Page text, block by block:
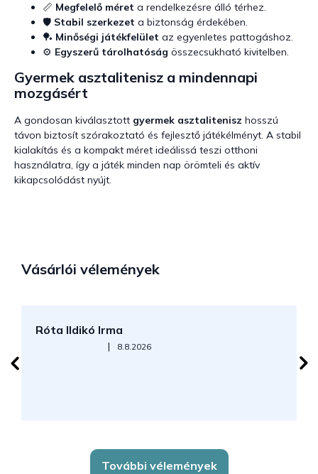
📏 Megfelelő méret a rendelkezésre álló térhez.
🛡️ Stabil szerkezet a biztonság érdekében.
🏓 Minőségi játékfelület az egyenletes pattogáshoz.
⚙️ Egyszerű tárolhatóság összecsukható kivitelben.
Gyermek asztalitenisz a mindennapi
mozgásért
A gondosan kiválasztott gyermek asztalitenisz hosszú
távon biztosít szórakoztató és fejlesztő játékélményt. A stabil
kialakítás és a kompakt méret ideálissá teszi otthoni
használatra, így a játék minden nap örömteli és aktív
kikapcsolódást nyújt.
Vásárlói vélemények
Róta Ildikó Irma
Az áruház értékelése 5-ből 5 csillag.
| 8.8.2026
További vélemények